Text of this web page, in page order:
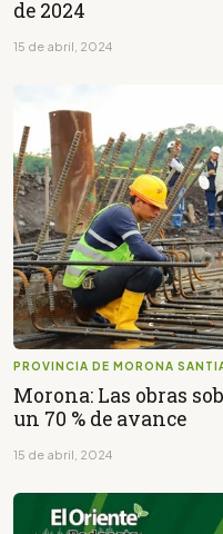
de 2024
15 de abril, 2024
PROVINCIA DE MORONA
Morona: Las obras
un 70 % de avance
15 de abril, 2024